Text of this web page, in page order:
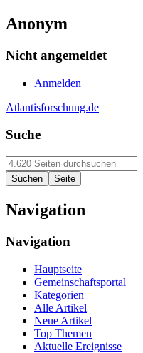
Anonym
Nicht angemeldet
Anmelden
Atlantisforschung.de
Suche
Navigation
Navigation
Hauptseite
Gemeinschaftsportal
Kategorien
Alle Artikel
Neue Artikel
Top Themen
Aktuelle Ereignisse